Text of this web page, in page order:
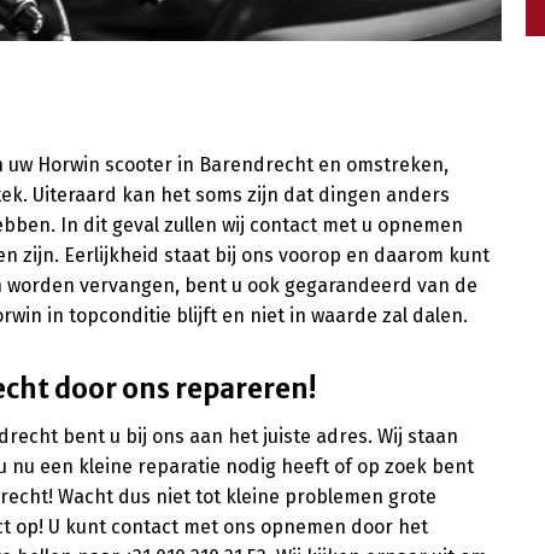
Horwin scooter in Barendrecht en omstreken,
Uiteraard kan het soms zijn dat dingen anders
In dit geval zullen wij contact met u opnemen
zijn. Eerlijkheid staat bij ons voorop en daarom kunt
vervangen, bent u ook gegarandeerd van de
in topconditie blijft en niet in waarde zal dalen.
door ons repareren!
bent u bij ons aan het juiste adres. Wij staan
nu een kleine reparatie nodig heeft of op zoek bent
Wacht dus niet tot kleine problemen grote
op! U kunt contact met ons opnemen door het